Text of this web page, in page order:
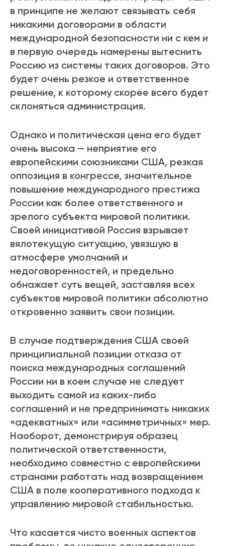
в принципе не желают связывать себя
никакими договорами в области
международной безопасности ни с кем и
в первую очередь намерены вытеснить
Россию из системы таких договоров. Это
будет очень резкое и ответственное
решение, к которому скорее всего будет
склоняться администрация.
Однако и политическая цена его будет
очень высока — неприятие его
европейскими союзниками США, резкая
оппозиция в конгрессе, значительное
повышение международного престижа
России как более ответственного и
зрелого субъекта мировой политики.
Своей инициативой Россия взрывает
вялотекущую ситуацию, увязшую в
атмосфере умолчаний и
недоговоренностей, и предельно
обнажает суть вещей, заставляя всех
субъектов мировой политики абсолютно
откровенно заявить свои позиции.
В случае подтверждения США своей
принципиальной позиции отказа от
поиска международных соглашений
России ни в коем случае не следует
выходить самой из каких-либо
соглашений и не предпринимать никаких
«адекватных» или «асимметричных» мер.
Наоборот, демонстрируя образец
политической ответственности,
необходимо совместно с европейскими
странами работать над возвращением
США в поле кооперативного подхода к
управлению мировой стабильностью.
Что касается чисто военных аспектов